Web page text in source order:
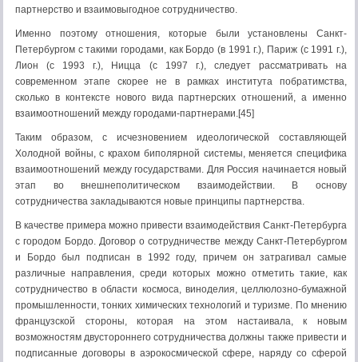
партнерство и взаимовыгодное сотрудничество.
Именно поэтому отношения, которые были установлены Санкт-
Петербургом с такими городами, как Бордо (в 1991 г.), Париж (с 1991 г.),
Лион (с 1993 г.), Ницца (с 1997 г.), следует рассматривать на
современном этапе скорее не в рамках института побратимства,
сколько в контексте нового вида партнерских отношений, а именно
взаимоотношений между городами-партнерами.[45]
Таким образом, с исчезновением идеологической составляющей
Холодной войны, с крахом биполярной системы, меняется специфика
взаимоотношений между государствами. Для Россия начинается новый
этап во внешнеполитическом взаимодействии. В основу
сотрудничества закладываются новые принципы партнерства.
В качестве примера можно привести взаимодействия Санкт-Петербурга
с городом Бордо. Договор о сотрудничестве между Санкт-Петербургом
и Бордо был подписан в 1992 году, причем он затрагивал самые
различные направления, среди которых можно отметить такие, как
сотрудничество в области космоса, виноделия, целлюлозно-бумажной
промышленности, тонких химических технологий и туризме. По мнению
французской стороны, которая на этом настаивала, к новым
возможностям двустороннего сотрудничества должны также привести и
подписанные договоры в аэрокосмической сфере, наряду со сферой